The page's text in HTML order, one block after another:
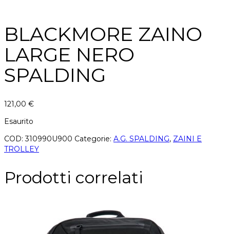
BLACKMORE ZAINO
LARGE NERO
SPALDING
121,00 €
Esaurito
COD:310990U900 Categorie: A.G. SPALDING, ZAINI E
TROLLEY
Prodotti correlati